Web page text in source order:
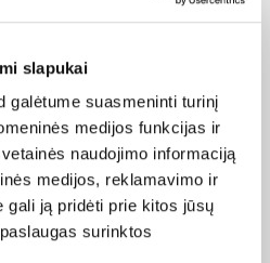
slapukai
galėtume suasmeninti turinį
medijos funkcijas ir
naudojimo informaciją
medijos, reklamavimo ir
gali ją pridėti prie kitos jūsų
surinktos
būdą: pristatymą į paštomatą,
apie prekes